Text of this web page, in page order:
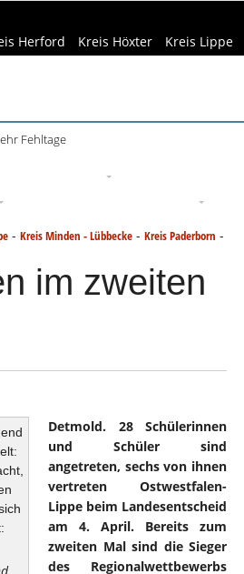
Herford Kreis Höxter Kreis Lippe
Fehltage
- Kreis Minden - Lübbecke - Kreis Paderborn -
im zweiten
Detmold. 28 Schülerinnen
und Schüler sind
angetreten, sechs von ihnen
vertreten Ostwestfalen-
Lippe beim Landesentscheid
am 4. April. Bereits zum
zweiten Mal sind die Sieger
des Regionalwettbewerbs